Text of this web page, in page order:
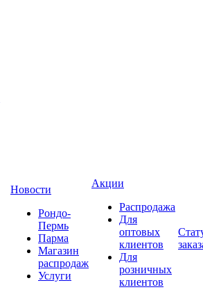
Новости
Рондо-
Пермь
Парма
Магазин
распродаж
Услуги
Акции
Распродажа
Для
оптовых
клиентов
Для
розничных
клиентов